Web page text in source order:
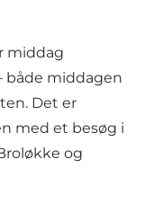
middag
både middagen
Det er
med et besøg i
og